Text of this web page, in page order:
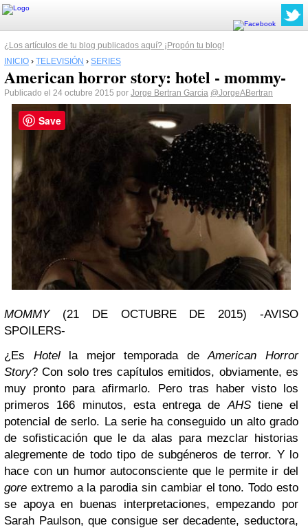
¿Los artículos de tu blog publicados aquí? ¡Propón tu blog!
INICIO › TELEVISIÓN › SERIES
American horror story: hotel - mommy-
Publicado el 24 octubre 2015 por Jorge Bertran Garcia @JorgeABertran
MOMMY(21 DE OCTUBRE DE 2015) -AVISO
SPOILERS-
¿Es Hotella mejor temporada deAmerican Horror
Story? Con solo tres capítulos emitidos, obviamente, es
muy pronto para afirmarlo. Pero tras haber visto los
primeros 166 minutos, esta entrega deAHStiene el
potencial de serlo. La serie ha conseguido un alto grado
de sofisticación que le da alas para mezclar historias
alegremente de todo tipo de subgéneros de terror. Y lo
hace con un humor autoconsciente que le permite ir del
gore extremo a la parodia sin cambiar el tono. Todo esto
se apoya en buenas interpretaciones, empezando por
Sarah Paulson, que consigue ser decadente, seductora,
Save